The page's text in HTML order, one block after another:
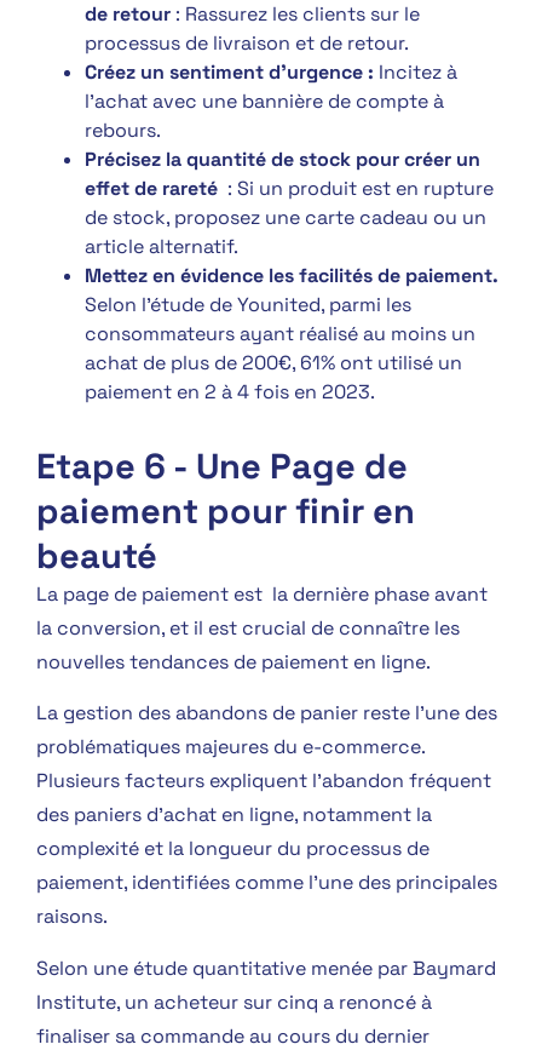
de retour : Rassurez les clients sur le
processus de livraison et de retour.
Créez un sentiment d’urgence : Incitez à
l’achat avec une bannière de compte à
rebours.
Précisez la quantité de stock pour créer un
effet de rareté : Si un produit est en rupture
de stock, proposez une carte cadeau ou un
article alternatif.
Mettez en évidence les facilités de paiement.
Selon l’étude de Younited, parmi les
consommateurs ayant réalisé au moins un
achat de plus de 200€, 61% ont utilisé un
paiement en 2 à 4 fois en 2023.
Etape 6 - Une Page de
paiement pour finir en
beauté
La page de paiement est la dernière phase avant
la conversion, et il est crucial de connaître les
nouvelles tendances de paiement en ligne.
La gestion des abandons de panier reste l’une des
problématiques majeures du e-commerce.
Plusieurs facteurs expliquent l’abandon fréquent
des paniers d’achat en ligne, notamment la
complexité et la longueur du processus de
paiement, identifiées comme l’une des principales
raisons.
Selon une étude quantitative menée par Baymard
Institute, un acheteur sur cinq a renoncé à
finaliser sa commande au cours du dernier